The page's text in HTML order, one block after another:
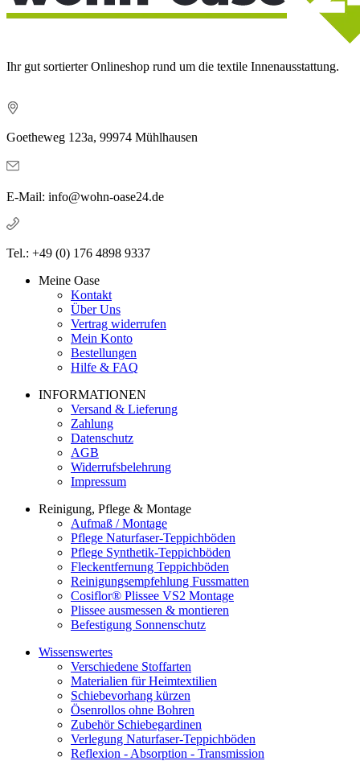
Ihr gut sortierter Onlineshop rund um die textile Innenausstattung.
Goetheweg 123a, 99974 Mühlhausen
E-Mail: info@wohn-oase24.de
Tel.: +49 (0) 176 4898 9337
Meine Oase
Kontakt
Über Uns
Vertrag widerrufen
Mein Konto
Bestellungen
Hilfe & FAQ
INFORMATIONEN
Versand & Lieferung
Zahlung
Datenschutz
AGB
Widerrufsbelehrung
Impressum
Reinigung, Pflege & Montage
Aufmaß / Montage
Pflege Naturfaser-Teppichböden
Pflege Synthetik-Teppichböden
Fleckentfernung Teppichböden
Reinigungsempfehlung Fussmatten
Cosiflor® Plissee VS2 Montage
Plissee ausmessen & montieren
Befestigung Sonnenschutz
Wissenswertes
Verschiedene Stoffarten
Materialien für Heimtextilien
Schiebevorhang kürzen
Ösenrollos ohne Bohren
Zubehör Schiebegardinen
Verlegung Naturfaser-Teppichböden
Reflexion - Absorption - Transmission